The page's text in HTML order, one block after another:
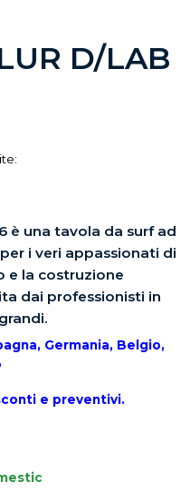
D/LAB
è una tavola da surf ad
i veri appassionati di
e la costruzione
dai professionisti in
Germania, Belgio,
e preventivi.